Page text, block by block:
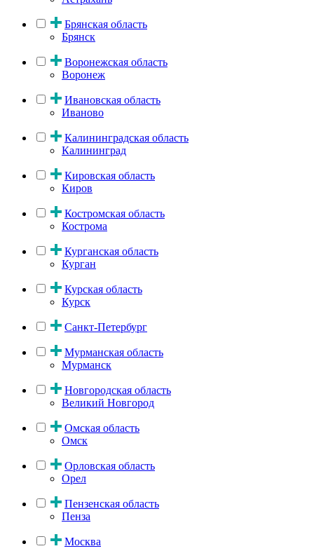
Брянская область
Брянск
Воронежская область
Воронеж
Ивановская область
Иваново
Калининградская область
Калининград
Кировская область
Киров
Костромская область
Кострома
Курганская область
Курган
Курская область
Курск
Санкт-Петербург
Мурманская область
Мурманск
Новгородская область
Великий Новгород
Омская область
Омск
Орловская область
Орел
Пензенская область
Пенза
Москва